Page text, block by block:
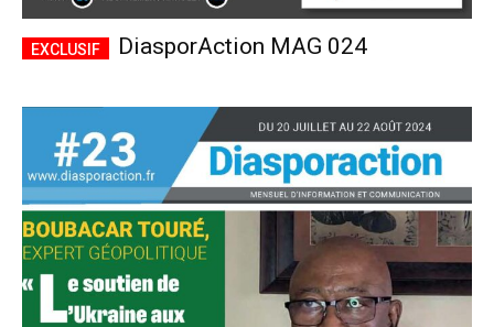
DiasporAction MAG 024